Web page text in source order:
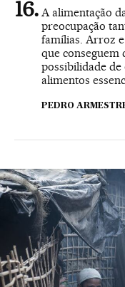
A alimentação
preocupação
famílias. Arroz
que conseguem
possibilidade
alimentos
PEDRO